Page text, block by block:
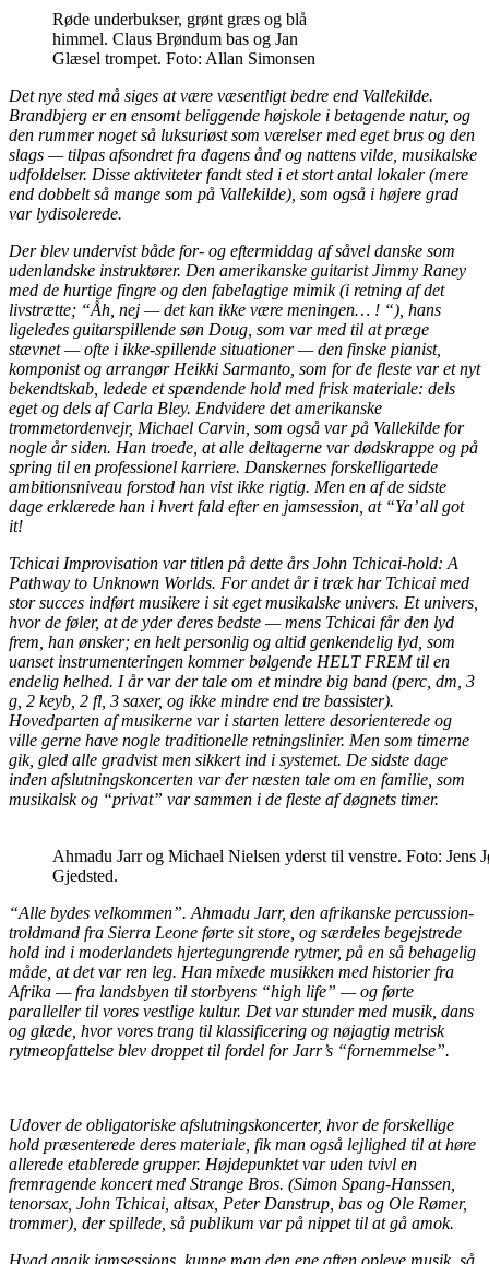
Røde underbukser, grønt græs og blå
himmel. Claus Brøndum bas og Jan
Glæsel trompet. Foto: Allan Simonsen
Det nye sted må siges at være væsentligt bedre end Vallekilde.
Brandbjerg er en ensomt beliggende højskole i betagende natur, og
den rummer noget så luksuriøst som værelser med eget brus og den
slags — tilpas afsondret fra dagens ånd og nattens vilde, musikalske
udfoldelser. Disse aktiviteter fandt sted i et stort antal lokaler (mere
end dobbelt så mange som på Vallekilde), som også i højere grad
var lydisolerede.
Der blev undervist både for- og eftermiddag af såvel danske som
udenlandske instruktører. Den amerikanske guitarist Jimmy Raney
med de hurtige fingre og den fabelagtige mimik (i retning af det
livstrætte; “Åh, nej — det kan ikke være meningen… ! “), hans
ligeledes guitarspillende søn Doug, som var med til at præge
stævnet — ofte i ikke-spillende situationer — den finske pianist,
komponist og arrangør Heikki Sarmanto, som for de fleste var et nyt
bekendtskab, ledede et spændende hold med frisk materiale: dels
eget og dels af Carla Bley. Endvidere det amerikanske
trommetordenvejr, Michael Carvin, som også var på Vallekilde for
nogle år siden. Han troede, at alle deltagerne var dødskrappe og på
spring til en professionel karriere. Danskernes forskelligartede
ambitionsniveau forstod han vist ikke rigtig. Men en af de sidste
dage erklærede han i hvert fald efter en jamsession, at “Ya’ all got
it!
Tchicai Improvisation var titlen på dette års John Tchicai-hold: A
Pathway to Unknown Worlds. For andet år i træk har Tchicai med
stor succes indført musikere i sit eget musikalske univers. Et univers,
hvor de føler, at de yder deres bedste — mens Tchicai får den lyd
frem, han ønsker; en helt personlig og altid genkendelig lyd, som
uanset instrumenteringen kommer bølgende HELT FREM til en
endelig helhed. I år var der tale om et mindre big band (perc, dm, 3
g, 2 keyb, 2 fl, 3 saxer, og ikke mindre end tre bassister).
Hovedparten af musikerne var i starten lettere desorienterede og
ville gerne have nogle traditionelle retningslinier. Men som timerne
gik, gled alle gradvist men sikkert ind i systemet. De sidste dage
inden afslutningskoncerten var der næsten tale om en familie, som
musikalsk og “privat” var sammen i de fleste af døgnets timer.
Ahmadu Jarr og Michael Nielsen yderst til venstre. Foto: Jens
Gjedsted.
“Alle bydes velkommen”. Ahmadu Jarr, den afrikanske percussion-
troldmand fra Sierra Leone førte sit store, og særdeles begejstrede
hold ind i moderlandets hjertegungrende rytmer, på en så behagelig
måde, at det var ren leg. Han mixede musikken med historier fra
Afrika — fra landsbyen til storbyens “high life” — og førte
paralleller til vores vestlige kultur. Det var stunder med musik, dans
og glæde, hvor vores trang til klassificering og nøjagtig metrisk
rytmeopfattelse blev droppet til fordel for Jarr’s “fornemmelse”.
Udover de obligatoriske afslutningskoncerter, hvor de forskellige
hold præsenterede deres materiale, fik man også lejlighed til at høre
allerede etablerede grupper. Højdepunktet var uden tvivl en
fremragende koncert med Strange Bros. (Simon Spang-Hanssen,
tenorsax, John Tchicai, altsax, Peter Danstrup, bas og Ole Rømer,
trommer), der spillede, så publikum var på nippet til at gå amok.
Hvad angik jamsessions, kunne man den ene aften opleve musik, så